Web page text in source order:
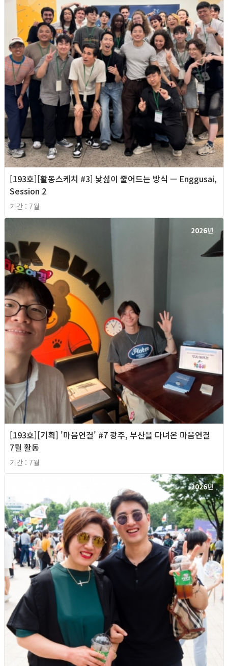
[193호][활동스케치 #3] 낯섦이 줄어드는 방식 — Enggusai,
Session 2
기간 : 7월
2026년
[193호][기획] '마음연결' #7 광주, 부산을 다녀온 마음연결
7월 활동
기간 : 7월
2026년